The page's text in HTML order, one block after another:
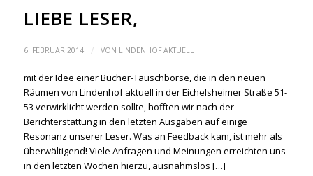
LIEBE LESER,
6. FEBRUAR 2014 / VON LINDENHOF AKTUELL
mit der Idee einer Bücher-Tauschbörse, die in den neuen
Räumen von Lindenhof aktuell in der Eichelsheimer Straße 51-
53 verwirklicht werden sollte, hofften wir nach der
Berichterstattung in den letzten Ausgaben auf einige
Resonanz unserer Leser. Was an Feedback kam, ist mehr als
überwältigend! Viele Anfragen und Meinungen erreichten uns
in den letzten Wochen hierzu, ausnahmslos […]